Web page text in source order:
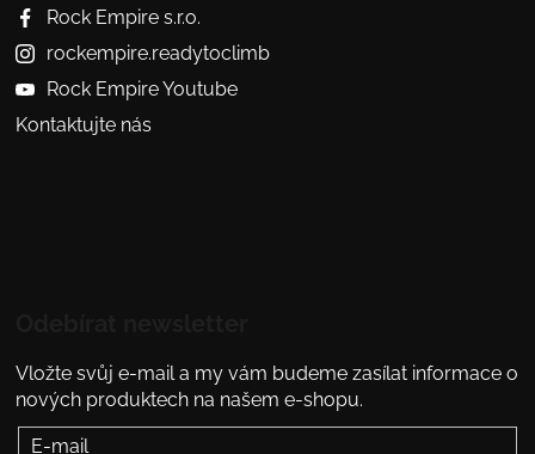
Rock Empire s.r.o.
rockempire.readytoclimb
Rock Empire Youtube
Kontaktujte nás
Vložte svůj e-mail a my vám budeme zasílat informace o
nových produktech na našem e-shopu.
E-mail